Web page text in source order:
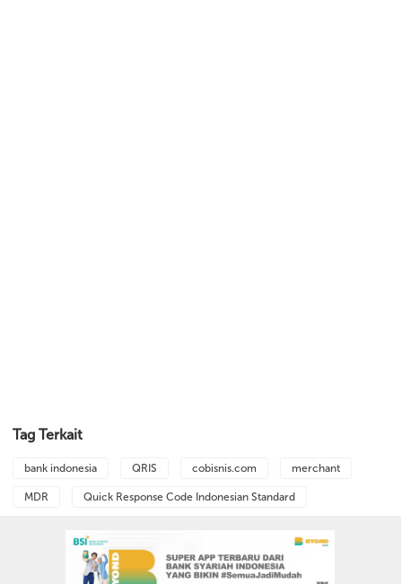
Tag Terkait
bank indonesia QRIS cobisnis.com merchant
MDR Quick Response Code Indonesian Standard